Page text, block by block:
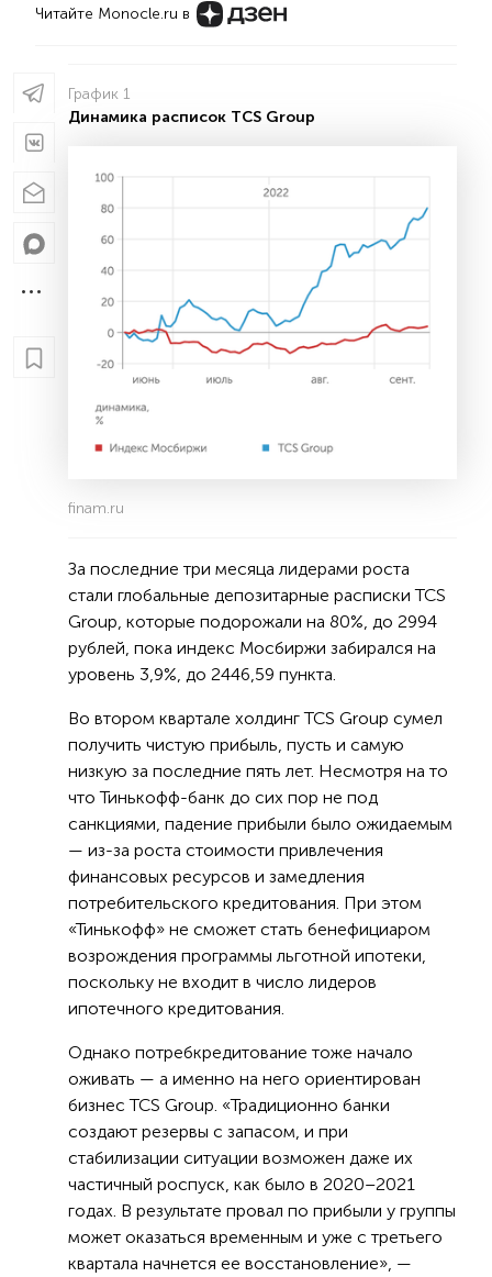
Читайте Monocle.ru в
График 1
Динамика расписок TCS Group
finam.ru
За последние три месяца лидерами роста
стали глобальные депозитарные расписки TCS
Group, которые подорожали на 80%, до 2994
рублей, пока индекс Мосбиржи забирался на
уровень 3,9%, до 2446,59 пункта.
Во втором квартале холдинг TCS Group сумел
получить чистую прибыль, пусть и самую
низкую за последние пять лет. Несмотря на то
что Тинькофф-банк до сих пор не под
санкциями, падение прибыли было ожидаемым
— из-за роста стоимости привлечения
финансовых ресурсов и замедления
потребительского кредитования. При этом
«Тинькофф» не сможет стать бенефициаром
возрождения программы льготной ипотеки,
поскольку не входит в число лидеров
ипотечного кредитования.
Однако потребкредитование тоже начало
оживать — а именно на него ориентирован
бизнес TCS Group. «Традиционно банки
создают резервы с запасом, и при
стабилизации ситуации возможен даже их
частичный роспуск, как было в 2020–2021
годах. В результате провал по прибыли у группы
может оказаться временным и уже с третьего
квартала начнется ее восстановление», —